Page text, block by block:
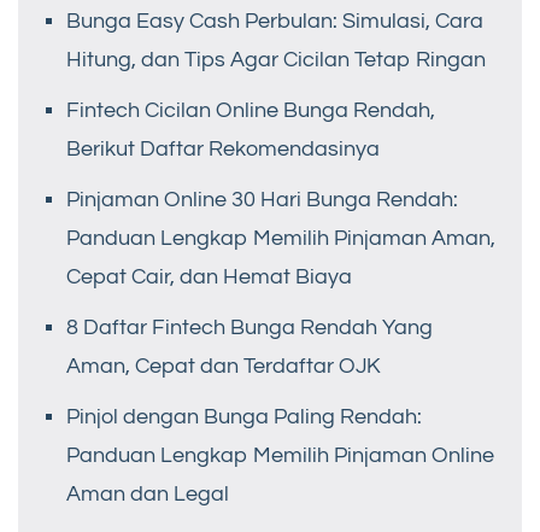
Bunga Easy Cash Perbulan: Simulasi, Cara
Hitung, dan Tips Agar Cicilan Tetap Ringan
Fintech Cicilan Online Bunga Rendah,
Berikut Daftar Rekomendasinya
Pinjaman Online 30 Hari Bunga Rendah:
Panduan Lengkap Memilih Pinjaman Aman,
Cepat Cair, dan Hemat Biaya
8 Daftar Fintech Bunga Rendah Yang
Aman, Cepat dan Terdaftar OJK
Pinjol dengan Bunga Paling Rendah:
Panduan Lengkap Memilih Pinjaman Online
Aman dan Legal